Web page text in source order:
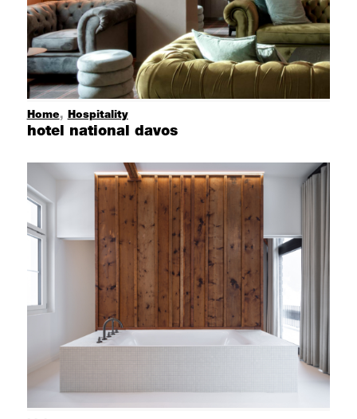
Home, Hospitality
hotel national davos